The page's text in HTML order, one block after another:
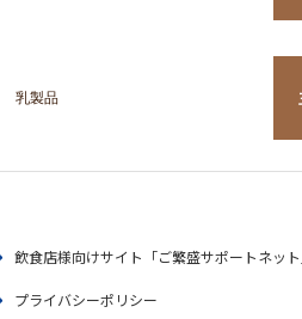
乳製品
飲食店様向けサイト「ご繁盛サポートネット
プライバシーポリシー